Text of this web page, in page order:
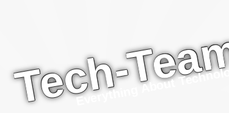
Tech-Everything About Technology